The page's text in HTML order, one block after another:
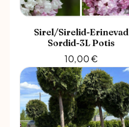
Sirel/Sirelid-Erinevad
Sordid-3L Potis
10,00 €